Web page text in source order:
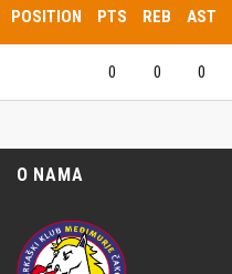
POSITION PTS REB AST
0 0 0
O NAMA